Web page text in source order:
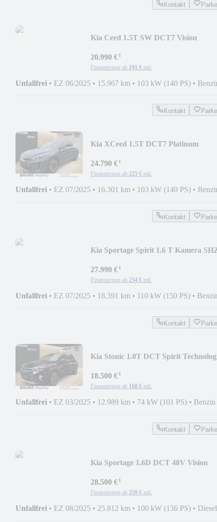
Kontakt
Kia Ceed 1.5T SW DCT7 Vision
20.990 €¹
Finanzierung ab 191 € mtl.
Unfallfrei • EZ 06/2025 • 15.967 km • 103 kW (140 PS) •
Kontakt
Kia XCeed 1.5T DCT7 Platinum
24.790 €¹
Finanzierung ab 225 € mtl.
Unfallfrei • EZ 07/2025 • 16.301 km • 103 kW (140 PS) •
Kontakt
Kia Sportage Spirit 1.6 T Kamera
27.990 €¹
Finanzierung ab 254 € mtl.
Unfallfrei • EZ 07/2025 • 18.391 km • 110 kW (150 PS) •
Kontakt
Kia Stonic 1.0T DCT Spirit
18.500 €¹
Finanzierung ab 168 € mtl.
Unfallfrei • EZ 03/2025 • 12.989 km • 74 kW (101 PS) • Benzin
Kontakt
Kia Sportage 1.6D DCT 48V Vision
28.500 €¹
Finanzierung ab 259 € mtl.
Unfallfrei • EZ 08/2025 • 25.812 km • 100 kW (136 PS) • Diesel